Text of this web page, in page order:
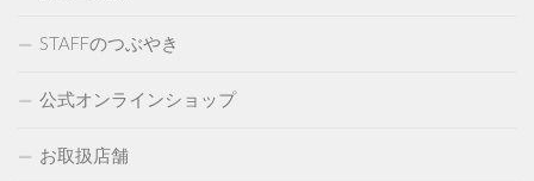
STAFFのつぶやき
公式オンラインショップ
お取扱店舗